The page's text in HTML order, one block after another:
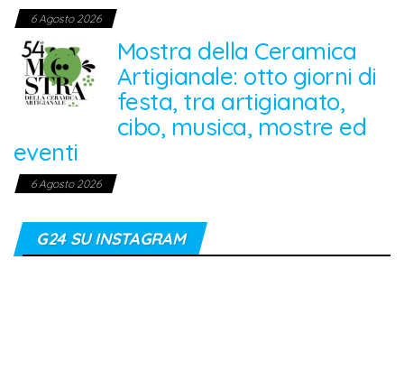
6 Agosto 2026
Mostra della Ceramica
Artigianale: otto giorni di
festa, tra artigianato,
cibo, musica, mostre ed
eventi
6 Agosto 2026
G24 SU INSTAGRAM